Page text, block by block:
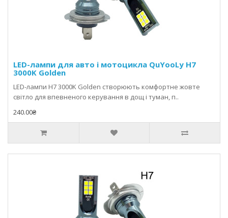
LED-лампи для авто і мотоцикла QuYooLy H7
3000K Golden
LED-лампи H7 3000K Golden створюють комфортне жовте
світло для впевненого керування в дощ і туман, п..
240.00₴